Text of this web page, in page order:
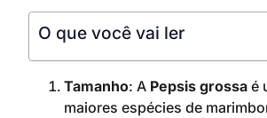
O que você vai ler
Tamanho: A Pepsis grossa é
maiores espécies de